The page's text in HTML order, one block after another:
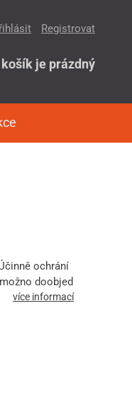
košík je prázdný
Registrovat
ochrání
doobjed
více informací